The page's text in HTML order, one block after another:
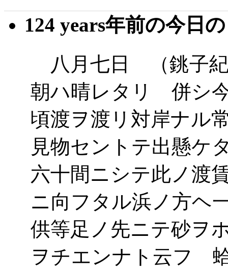
124 years年前の今日
八月七日 （銚子
朝ハ晴レタリ 併シ
頃渡ヲ渡リ対岸ナル
見物セントテ出懸
六十間ニシテ此ノ渡
ニ向フタル浜ノ方ヘ
供等足ノ先ニテ砂ヲ
ヲチエンナト云フ